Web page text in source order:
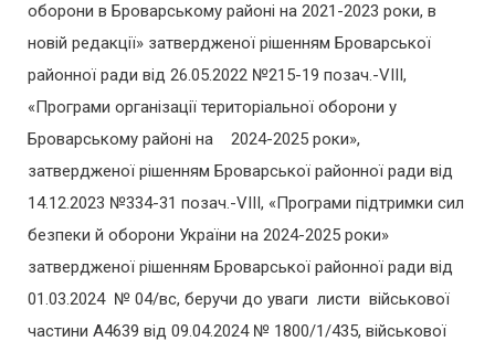
оборони в Броварському районі на 2021-2023 роки, в
новій редакції» затвердженої рішенням Броварської
районної ради від 26.05.2022 №215-19 позач.-VIII,
«Програми організації територіальної оборони у
Броварському районі на 2024-2025 роки»,
затвердженої рішенням Броварської районної ради від
14.12.2023 №334-31 позач.-VIII, «Програми підтримки сил
безпеки й оборони України на 2024-2025 роки»
затвердженої рішенням Броварської районної ради від
01.03.2024 № 04/вс, беручи до уваги листи військової
частини А4639 від 09.04.2024 № 1800/1/435, військової